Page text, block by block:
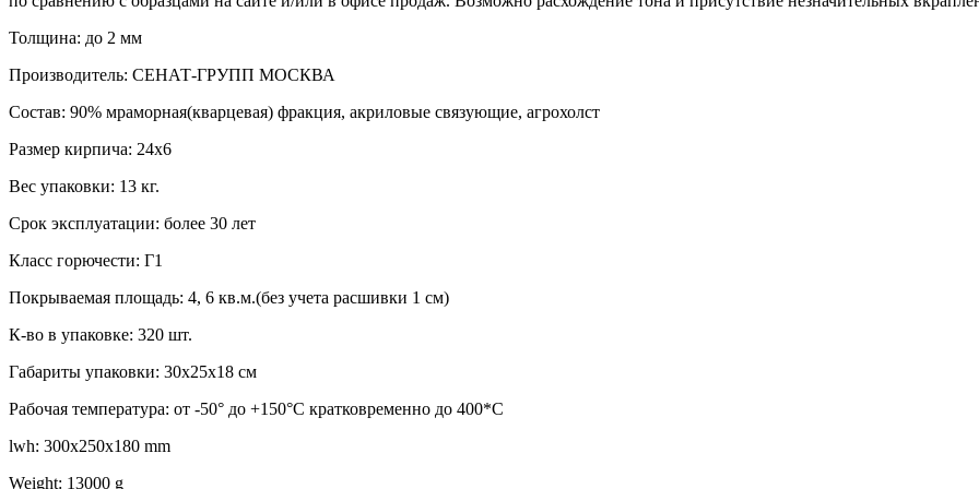
Толщина: до 2 мм
Производитель: СЕНАТ-ГРУПП МОСКВА
Состав: 90% мраморная(кварцевая) фракция, акриловые связующие, агрохолст
Размер кирпича: 24х6
Вес упаковки: 13 кг.
Срок эксплуатации: более 30 лет
Класс горючести: Г1
Покрываемая площадь: 4, 6 кв.м.(без учета расшивки 1 см)
К-во в упаковке: 320 шт.
Габариты упаковки: 30х25х18 см
Рабочая температура: от -50° до +150°С кратковременно до 400*С
lwh: 300x250x180 mm
Weight: 13000 g